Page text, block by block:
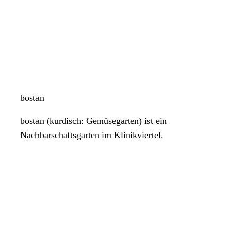
bostan
bostan (kurdisch: Gemüsegarten) ist ein
Nachbarschaftsgarten im Klinikviertel.